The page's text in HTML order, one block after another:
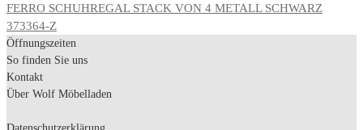
FERRO SCHUHREGAL STACK VON 4 METALL SCHWARZ
373364-Z
Öffnungszeiten
So finden Sie uns
Kontakt
Über Wolf Möbelladen